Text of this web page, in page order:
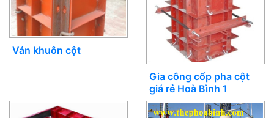
Ván khuôn cột
Gia công cốp pha cột
giá rẻ Hoà Bình 1